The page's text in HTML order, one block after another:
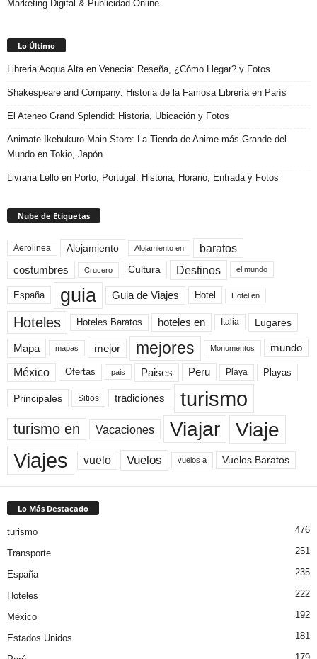
Marketing Digital & Publicidad Online
Lo Último
Libreria Acqua Alta en Venecia: Reseña, ¿Cómo Llegar? y Fotos
Shakespeare and Company: Historia de la Famosa Librería en París
El Ateneo Grand Splendid: Historia, Ubicación y Fotos
Animate Ikebukuro Main Store: La Tienda de Anime más Grande del
Mundo en Tokio, Japón
Livraria Lello en Porto, Portugal: Historia, Horario, Entrada y Fotos
Nube de Etiquetas
Aerolinea Alojamiento Alojamiento en baratos
costumbres Crucero Cultura Destinos el mundo
España guia Guia de Viajes Hotel Hotel en
Hoteles Hoteles Baratos hoteles en Italia Lugares
Mapa mapas mejor mejores Monumentos mundo
México Ofertas pais Paises Peru Playa Playas
Principales Sitios tradiciones turismo
turismo en Vacaciones Viajar Viaje
Viajes vuelo Vuelos vuelos a Vuelos Baratos
Lo Más Destacado
turismo 476
Transporte 251
España 235
Hoteles 222
México 192
Estados Unidos 181